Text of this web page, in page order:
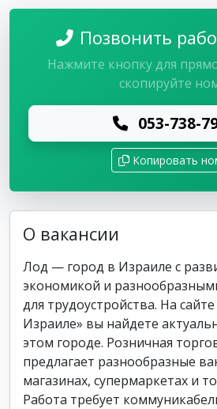
Позвонить
Нажмите кнопку для
скопируйте
053-738-
Копировать
О вакансии
Лод — город в Израиле с
экономикой и
для трудоустройства. На
Израиле» вы найдете
этом городе. Розничная
предлагает разнообразные
магазинах, супермаркетах и
Работа требует